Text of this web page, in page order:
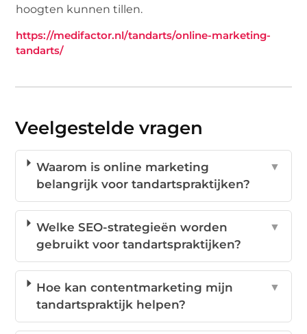
hoogten kunnen tillen.
https://medifactor.nl/tandarts/online-marketing-
tandarts/
Veelgestelde vragen
Waarom is online marketing
belangrijk voor tandartspraktijken?
▼
Welke SEO-strategieën worden
gebruikt voor tandartspraktijken?
▼
Hoe kan contentmarketing mijn
tandartspraktijk helpen?
▼